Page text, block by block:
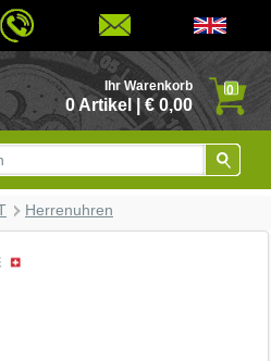
Ihr Warenkorb
0 Artikel | € 0,00
0
Herrenuhren
Engine xt:Commerce Shopsoftware